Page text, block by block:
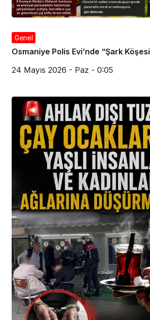
Genel
Osmaniye Polis Evi’nde “Şark
24 Mayıs 2026 - Paz - 0:05